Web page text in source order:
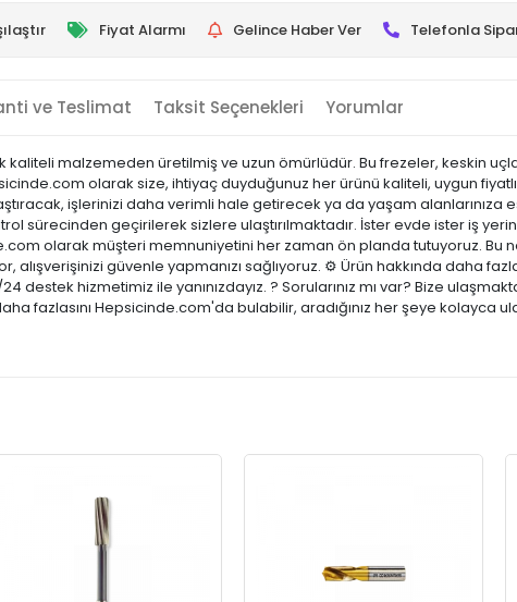
Fiyat Alarmı Gelince Haber Ver Telefonla
ve Teslimat Taksit Seçenekleri Yorumlar
kaliteli malzemeden üretilmiş ve uzun ömürlüdür. Bu frezeler, keskin
olarak size, ihtiyaç duyduğunuz her ürünü kaliteli, uygun
işlerinizi daha verimli hale getirecek ya da yaşam alanlarınıza
sürecinden geçirilerek sizlere ulaştırılmaktadır. İster evde ister iş
olarak müşteri memnuniyetini her zaman ön planda tutuyoruz.
güvenle yapmanızı sağlıyoruz. ⚙️ Ürün hakkında daha
hizmetimiz ile yanınızdayız. ? Sorularınız mı var? Bize
fazlasını Hepsicinde.com'da bulabilir, aradığınız her şeye kolayca